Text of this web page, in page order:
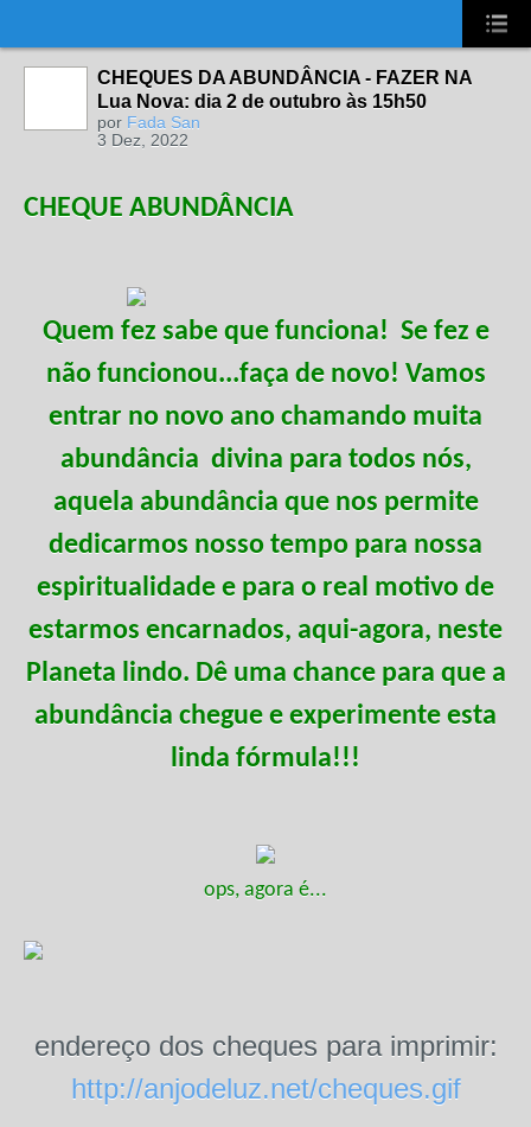
CHEQUES DA ABUNDÂNCIA - FAZER NA
Lua Nova: dia 2 de outubro às 15h50
por Fada San
3 Dez, 2022
CHEQUE ABUNDÂNCIA
Quem fez sabe que funciona! Se fez e
não funcionou...faça de novo! Vamos
entrar no novo ano chamando muita
abundância divina para todos nós,
aquela abundância que nos permite
dedicarmos nosso tempo para nossa
espiritualidade e para o real motivo de
estarmos encarnados, aqui-agora, neste
Planeta lindo. Dê uma chance para que a
abundância chegue e experimente esta
linda fórmula!!!
ops, agora é...
endereço dos cheques para imprimir:
http://anjodeluz.net/cheques.gif